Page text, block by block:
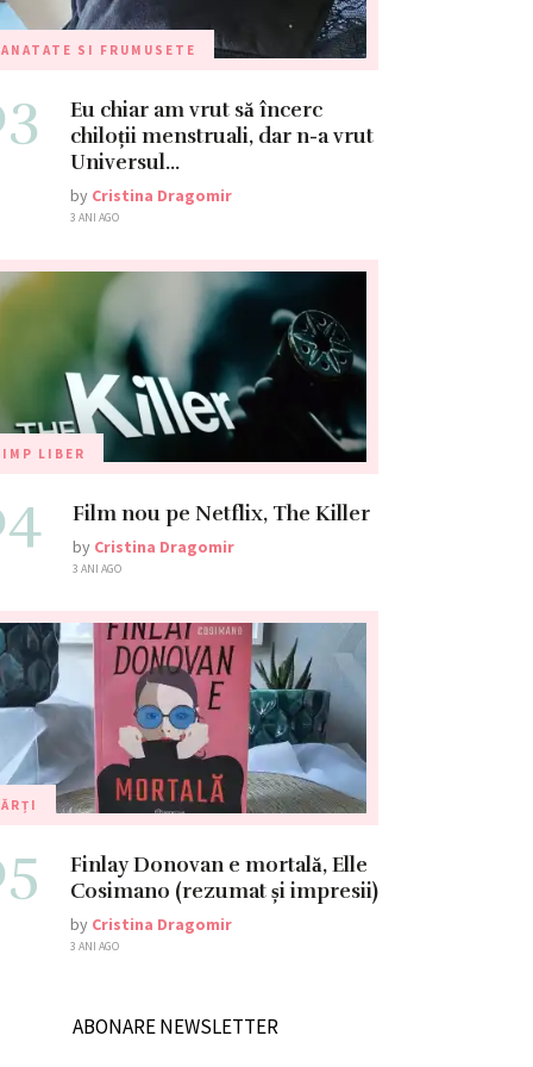
SI FRUMUSETE
Eu chiar am vrut să încerc
chiloții menstruali, dar n-a vrut
Universul…
by Cristina Dragomir
3 ANI AGO
LIBER
Film nou pe Netflix, The Killer
by Cristina Dragomir
3 ANI AGO
Finlay Donovan e mortală, Elle
Cosimano (rezumat și impresii)
by Cristina Dragomir
3 ANI AGO
ABONARE NEWSLETTER